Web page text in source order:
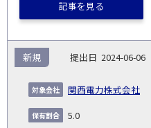
記事を見る
2024-06-06
関西電力株式会社
新規
5.0